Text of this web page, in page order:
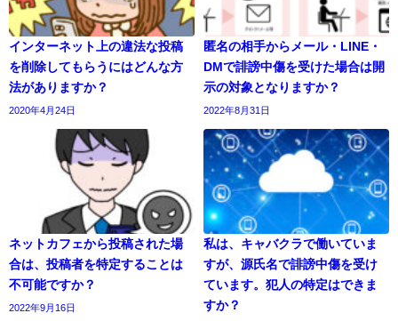
インターネット上の違法な投稿
を削除してもらうにはどんな方
法がありますか？
2020年4月24日
匿名の相手からメール・LINE・
DMで誹謗中傷を受けた場合は開
示の対象となりますか？
2022年8月31日
ネットカフェから投稿された場
合は、投稿者を特定することは
不可能ですか？
2022年9月16日
私は、キャバクラで働いていま
すが、源氏名で誹謗中傷を受け
ています。犯人の特定はできま
すか？